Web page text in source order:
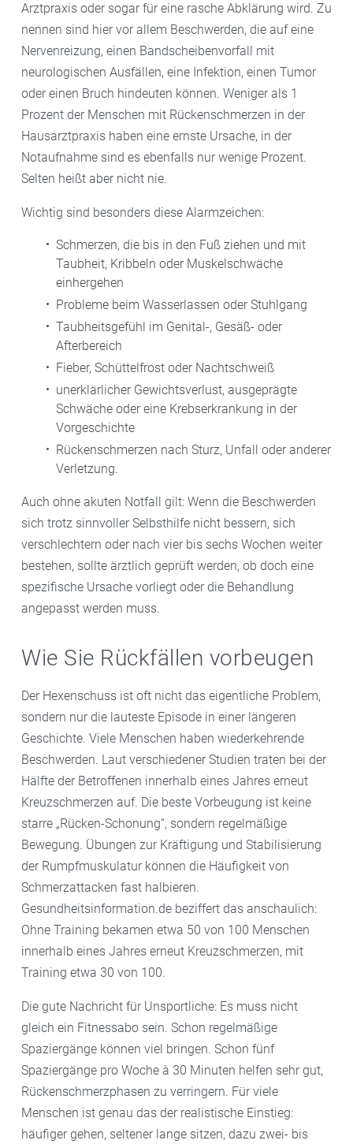
Arztpraxis oder sogar für eine rasche Abklärung wird. Zu
nennen sind hier vor allem Beschwerden, die auf eine
Nervenreizung, einen Bandscheibenvorfall mit
neurologischen Ausfällen, eine Infektion, einen Tumor
oder einen Bruch hindeuten können. Weniger als 1
Prozent der Menschen mit Rückenschmerzen in der
Hausarztpraxis haben eine ernste Ursache, in der
Notaufnahme sind es ebenfalls nur wenige Prozent.
Selten heißt aber nicht nie.
Wichtig sind besonders diese Alarmzeichen:
Schmerzen, die bis in den Fuß ziehen und mit
Taubheit, Kribbeln oder Muskelschwäche
einhergehen
Probleme beim Wasserlassen oder Stuhlgang
Taubheitsgefühl im Genital-, Gesäß- oder
Afterbereich
Fieber, Schüttelfrost oder Nachtschweiß
unerklärlicher Gewichtsverlust, ausgeprägte
Schwäche oder eine Krebserkrankung in der
Vorgeschichte
Rückenschmerzen nach Sturz, Unfall oder anderer
Verletzung.
Auch ohne akuten Notfall gilt: Wenn die Beschwerden
sich trotz sinnvoller Selbsthilfe nicht bessern, sich
verschlechtern oder nach vier bis sechs Wochen weiter
bestehen, sollte ärztlich geprüft werden, ob doch eine
spezifische Ursache vorliegt oder die Behandlung
angepasst werden muss.
Wie Sie Rückfällen vorbeugen
Der Hexenschuss ist oft nicht das eigentliche Problem,
sondern nur die lauteste Episode in einer längeren
Geschichte. Viele Menschen haben wiederkehrende
Beschwerden. Laut verschiedener Studien traten bei der
Hälfte der Betroffenen innerhalb eines Jahres erneut
Kreuzschmerzen auf. Die beste Vorbeugung ist keine
starre „Rücken-Schonung“, sondern regelmäßige
Bewegung. Übungen zur Kräftigung und Stabilisierung
der Rumpfmuskulatur können die Häufigkeit von
Schmerzattacken fast halbieren.
Gesundheitsinformation.de beziffert das anschaulich:
Ohne Training bekamen etwa 50 von 100 Menschen
innerhalb eines Jahres erneut Kreuzschmerzen, mit
Training etwa 30 von 100.
Die gute Nachricht für Unsportliche: Es muss nicht
gleich ein Fitnessabo sein. Schon regelmäßige
Spaziergänge können viel bringen. Schon fünf
Spaziergänge pro Woche à 30 Minuten helfen sehr gut,
Rückenschmerzphasen zu verringern. Für viele
Menschen ist genau das der realistische Einstieg:
häufiger gehen, seltener lange sitzen, dazu zwei- bis